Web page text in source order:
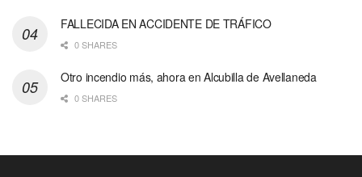
FALLECIDA EN ACCIDENTE DE TRÁFICO
0 SHARES
Otro incendio más, ahora en Alcubilla de Avellaneda
0 SHARES